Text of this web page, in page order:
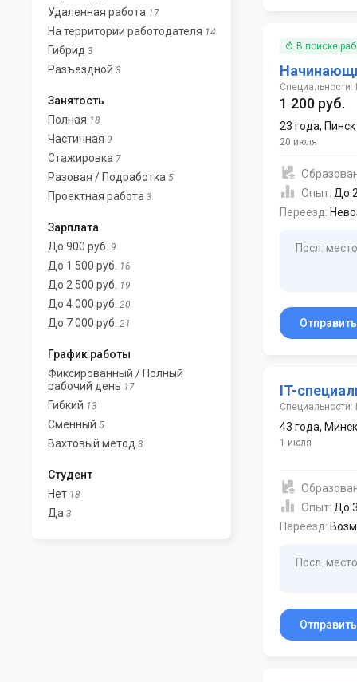
Удаленная работа 17
На территории работодателя 14
Гибрид 3
Разъездной 3
Занятость
Полная 18
Частичная 9
Стажировка 7
Разовая / Подработка 5
Проектная работа 3
Зарплата
До 900 руб. 9
До 1 500 руб. 16
До 2 500 руб. 19
До 4 000 руб. 20
До 7 000 руб. 21
График работы
Фиксированный / Полный
рабочий день 17
Гибкий 13
Сменный 5
Вахтовый метод 3
Студент
Нет 18
Да 3
В поиске
Специальности:
1 200 руб.
23 года, Пинск
20 июля
Опыт: До
Переезд:
Посл.
IT-
Специальности:
43 года, Минск
1 июля
Опыт: До
Переезд:
Посл.